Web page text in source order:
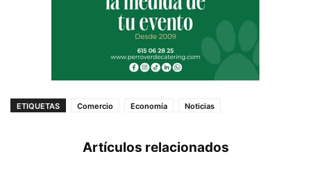
ETIQUETAS Comercio Economía Noticias
Artículos relacionados